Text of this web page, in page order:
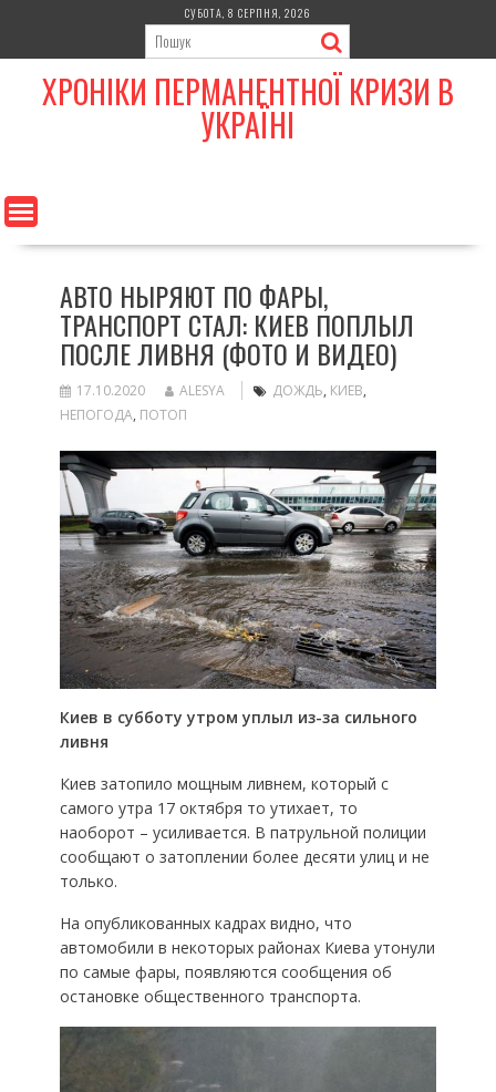
content
СУБОТА, 8 СЕРПНЯ, 2026
ХРОНІКИ ПЕРМАНЕНТНОЇ КРИЗИ В
УКРАЇНІ
АВТО НЫРЯЮТ ПО ФАРЫ,
ТРАНСПОРТ СТАЛ: КИЕВ ПОПЛЫЛ
ПОСЛЕ ЛИВНЯ (ФОТО И ВИДЕО)
17.10.2020 ALESYA ДОЖДЬ, КИЕВ,
НЕПОГОДА, ПОТОП
Киев в субботу утром уплыл из-за сильного
ливня
Киев затопило мощным ливнем, который с
самого утра 17 октября то утихает, то
наоборот – усиливается. В патрульной полиции
сообщают о затоплении более десяти улиц и не
только.
На опубликованных кадрах видно, что
автомобили в некоторых районах Киева утонули
по самые фары, появляются сообщения об
остановке общественного транспорта.